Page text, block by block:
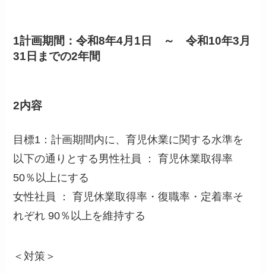
1計画期間：令和8年4月1日 ～ 令和10年3月
31日までの2年間
2内容
目標1：計画期間内に、育児休業に関する水準を
以下の通りとする男性社員 ： 育児休業取得率
50％以上にする
女性社員 ： 育児休業取得率・復職率・定着率そ
れぞれ 90％以上を維持する
＜対策＞